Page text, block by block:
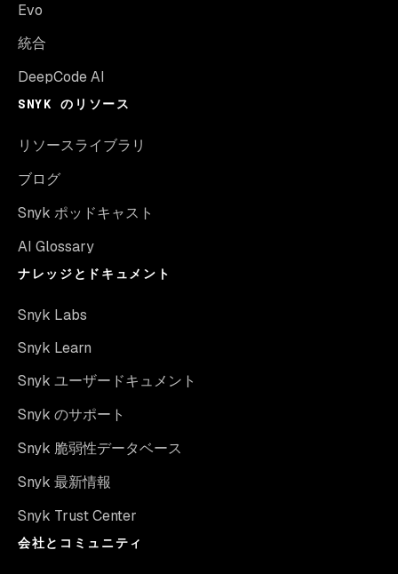
Evo
統合
DeepCode AI
SNYK のリソース
リソースライブラリ
ブログ
Snyk ポッドキャスト
AI Glossary
ナレッジとドキュメント
Snyk Labs
Snyk Learn
Snyk ユーザードキュメント
Snyk のサポート
Snyk 脆弱性データベース
Snyk 最新情報
Snyk Trust Center
会社とコミュニティ